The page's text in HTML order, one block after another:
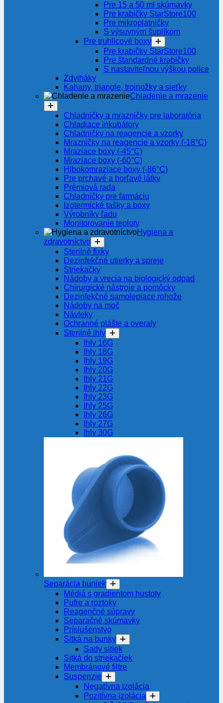
Pre 15 a 50 ml skúmavky
Pre krabičky StarStore100
Pre mikroplatničky
S výsuvným šuplíkom
Pre truhlicové boxy
Pre krabičky StarStore100
Pre štandardné krabičky
S nastaviteľnou výškou police
Zdviháky
Kahany, triangle, trojnožky a sieťky
Chladenie a mrazenie
Chladničky a mrazničky pre laboratória
Chladiace inkubátory
Chladničky na reagencie a vzorky
Mrazničky na reagencie a vzorky (-18°C)
Mraziace boxy (-45°C)
Mraziace boxy (-60°C)
Hlbokomraziace boxy (-86°C)
Pre prchavé a horľavé látky
Prémiová rada
Chladničky pre farmáciu
Izotermické tašky a boxy
Výrobníky ľadu
Monitorovanie teploty
Hygiena a
zdravotníctvo
Sterilné fixky
Dezinfekčné utierky a spreje
Striekačky
Nádoby a vrecia na biologický odpad
Chirurgické nástroje a pomôcky
Dezinfekčné samolepiace rohože
Nádoby na moč
Návleky
Ochranné plášte a overaly
Sterilné ihly
Ihly 16G
Ihly 18G
Ihly 19G
Ihly 20G
Ihly 21G
Ihly 22G
Ihly 23G
Ihly 25G
Ihly 26G
Ihly 27G
Ihly 30G
Separácia buniek
Médiá s gradientom hustoty
Pufre a roztoky
Reagenčné súpravy
Separačné skúmavky
Príslušenstvo
Sitká na bunky
Sady sitiek
Sitká do striekačiek
Membránové filtre
Suspenzie
Negatívna izolácia
Pozitívna izolácia